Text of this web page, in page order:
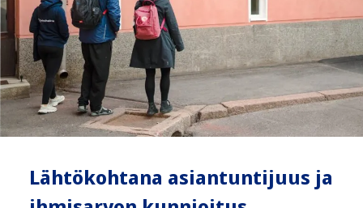
Lähtökohtana asiantuntijuus ja